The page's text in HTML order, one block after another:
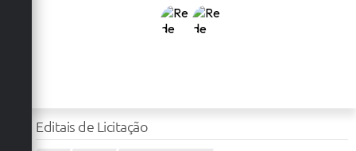
Editais de Licitação